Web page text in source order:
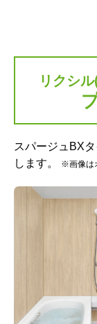
ハイレスト浴
サイズによって
ります
標準仕様
リクシ
スパージュBX
します。
※画像は